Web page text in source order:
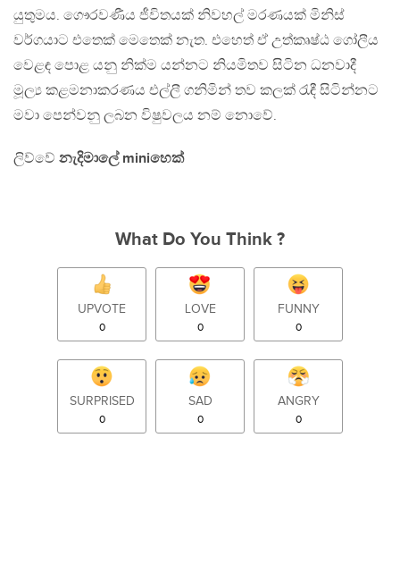
යුතුමය. ගෞරවණීය ජීවිතයක් නිවහල් මරණයක් මිනිස්
වර්ගයාට එතෙක් මෙතෙක් නැත. එහෙත් ඒ උත්කෘෂ්ඨ ගෝලීය
වෙළඳ පොළ යනු නික්ම යන්නට නියමිතව සිටින ධනවාදී
මූල්‍ය කළමනාකරණය එල්ලී ගනිමින් තව කලක් ‍රැඳී සිටින්නට
මවා පෙන්වනු ලබන විෂුවලය නම් නොවේ.
ලිව්වේ නැදිමාලේ miniහෙක්
What Do You Think ?
UPVOTE
0
LOVE
0
FUNNY
0
SURPRISED
0
SAD
0
ANGRY
0